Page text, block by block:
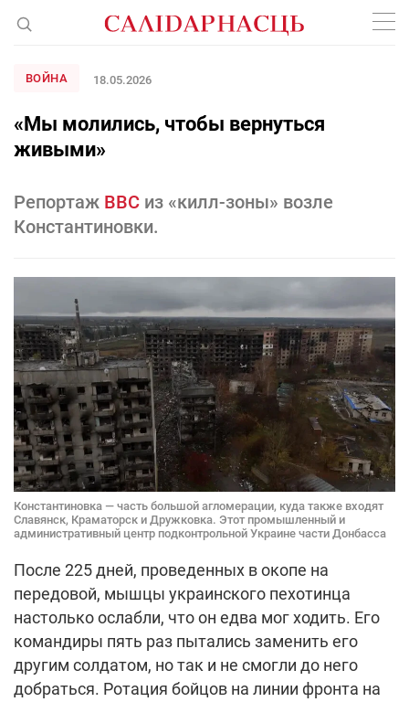
ВОЙНА 18.05.2026
«Мы молились, чтобы вернуться
живыми»
Репортаж BBC из «килл-зоны» возле
Константиновки.
Константиновка — часть большой агломерации, куда также входят
Славянск, Краматорск и Дружковка. Этот промышленный и
административный центр подконтрольной Украине части Донбасса
После 225 дней, проведенных в окопе на
передовой, мышцы украинского пехотинца
настолько ослабли, что он едва мог ходить. Его
командиры пять раз пытались заменить его
другим солдатом, но так и не смогли до него
добраться. Ротация бойцов на линии фронта на